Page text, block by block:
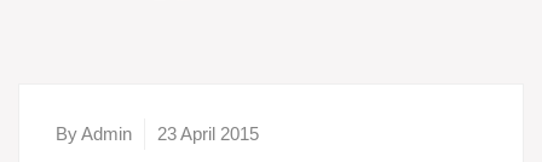
By Admin 23 April 2015